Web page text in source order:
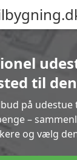
til
på
–
og vælg